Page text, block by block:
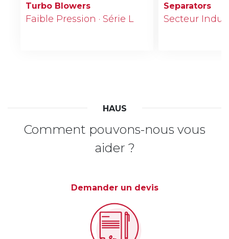
Turbo Blowers
Faible Pression · Série L
Separators
Secteur
HAUS
Comment pouvons-nous vous
aider ?
Demander un devis